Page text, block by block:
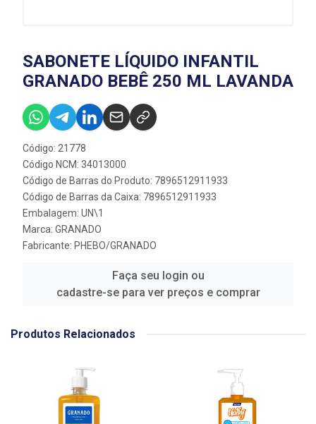
SABONETE LÍQUIDO INFANTIL
GRANADO BEBÊ 250 ML LAVANDA
Código: 21778
Código NCM: 34013000
Código de Barras do Produto: 7896512911933
Código de Barras da Caixa: 7896512911933
Embalagem: UN\1
Marca: GRANADO
Fabricante: PHEBO/GRANADO
Faça seu login ou
cadastre-se para ver preços e comprar
Produtos Relacionados